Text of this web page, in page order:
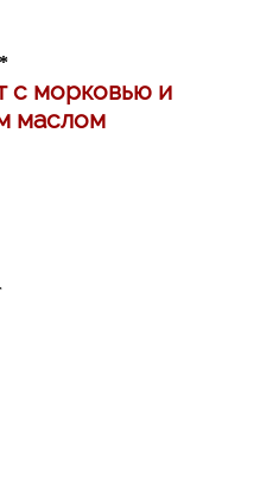
с морковью и
маслом